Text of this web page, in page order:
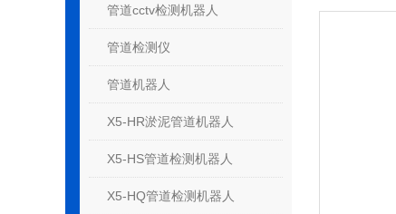
管道cctv检测机器人
管道检测仪
管道机器人
X5-HR淤泥管道机器人
X5-HS管道检测机器人
X5-HQ管道检测机器人